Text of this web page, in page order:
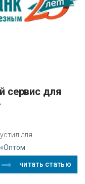
для
читать статью